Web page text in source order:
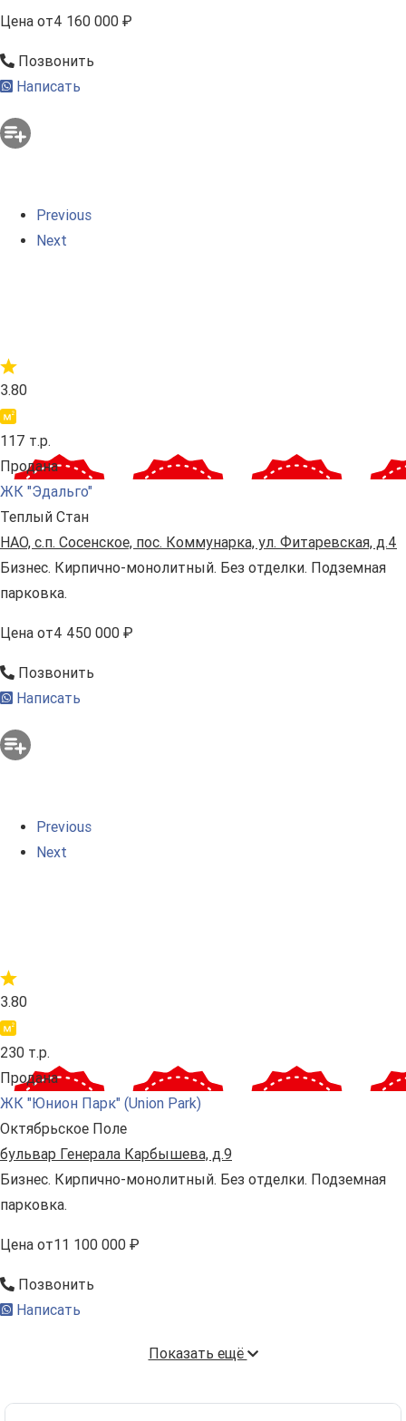
Цена от4 160 000 ₽
Позвонить
Написать
Previous
Next
3.80
117 т.р.
Продана
ЖК "Эдальго"
Теплый Стан
НАО, с.п. Сосенское, пос. Коммунарка, ул. Фитаревская, д.4
Бизнес. Кирпично-монолитный. Без отделки. Подземная
парковка.
Цена от4 450 000 ₽
Позвонить
Написать
Previous
Next
3.80
230 т.р.
Продана
ЖК "Юнион Парк" (Union Park)
Октябрьское Поле
бульвар Генерала Карбышева, д.9
Бизнес. Кирпично-монолитный. Без отделки. Подземная
парковка.
Цена от11 100 000 ₽
Позвонить
Написать
Показать ещё